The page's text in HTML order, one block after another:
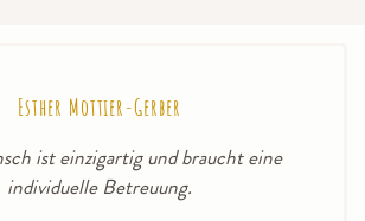
Esther Mottier-Gerber
ist einzigartig und braucht eine
individuelle Betreuung.